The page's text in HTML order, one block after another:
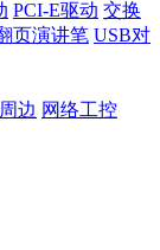
PCI-E驱动 交换
页演讲笔 USB对
边 网络工控